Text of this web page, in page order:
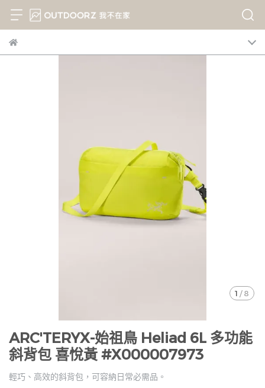
1 / 8
ARC'TERYX-始祖鳥 Heliad 6L 多功能
斜背包 喜悅黃 #X000007973
輕巧、高效的斜背包，可容納日常必需品。